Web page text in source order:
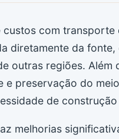
com transporte
diretamente da fonte,
outras regiões. Além
preservação do
de
melhorias